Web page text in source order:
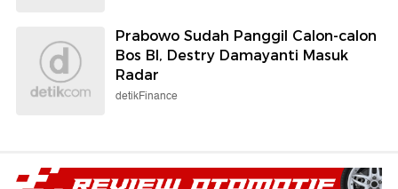
Prabowo Sudah Panggil Calon-calon
Bos BI, Destry Damayanti Masuk
Radar
detikFinance